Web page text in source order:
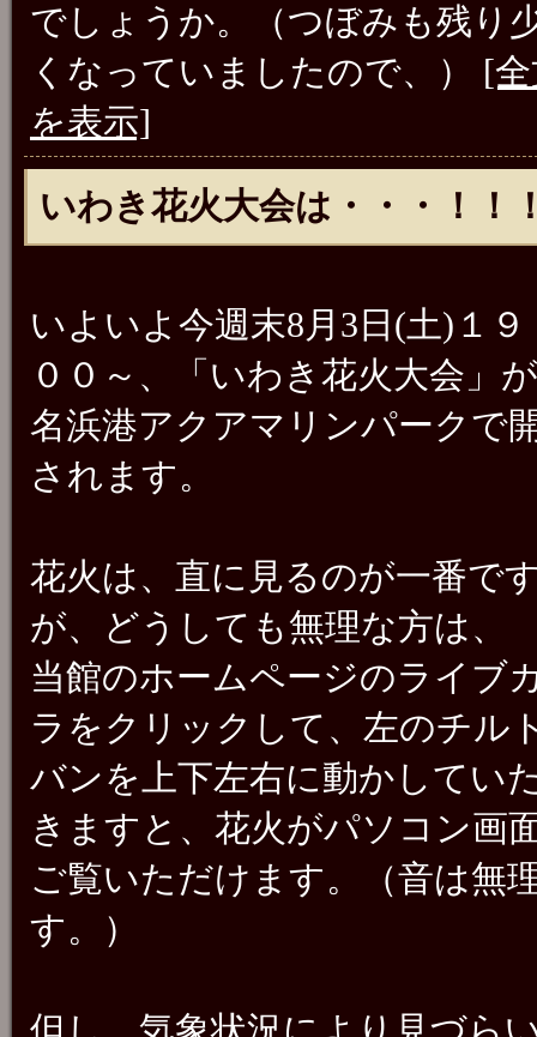
でしょうか。（つぼみも残り
くなっていましたので、） [
を表示]
いわき花火大会は・・・！！
いよいよ今週末8月3日(土)１９
００～、「いわき花火大会」
名浜港アクアマリンパークで
されます。
花火は、直に見るのが一番で
が、どうしても無理な方は、
当館のホームページのライブ
ラをクリックして、左のチル
バンを上下左右に動かしてい
きますと、花火がパソコン画
ご覧いただけます。（音は無
す。）